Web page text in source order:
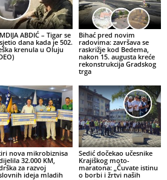
ABDIĆ – Tigar se
dana kada je 502.
krenula u Oluju
Bihać pred novim
radovima: završava se
raskrižje kod Bedema,
nakon 15. augusta kreće
rekonstrukcija Gradskog
trga
nova mikrobiznisa
32.000 KM,
za razvoj
ideja mladih
Sedić dočekao učesnike
Krajiškog moto-
maratona: „Čuvate istinu
o borbi i žrtvi naših